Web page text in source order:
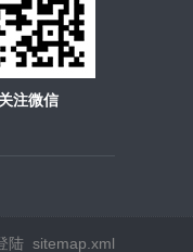
注微信
陆 sitemap.xml